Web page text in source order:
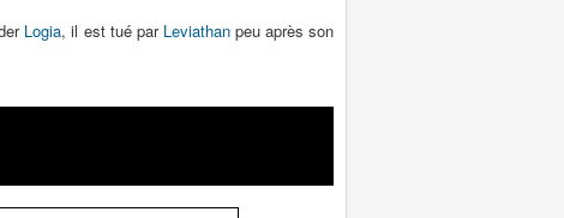
Logia, il est tué par Leviathanpeu après son